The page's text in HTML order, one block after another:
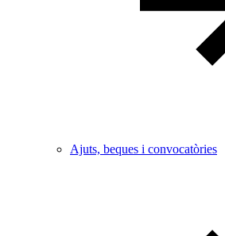
Ajuts, beques i convocatòries